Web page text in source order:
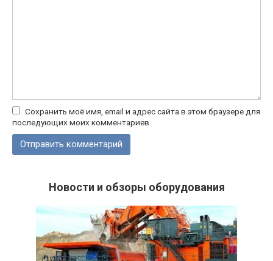
Сохранить моё имя, email и адрес сайта в этом браузере для
последующих моих комментариев.
Новости и обзоры оборудования